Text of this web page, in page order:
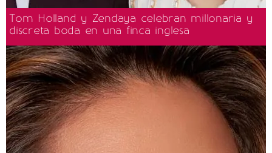
Tom Holland y Zendaya celebran millonaria y
discreta boda en una finca inglesa